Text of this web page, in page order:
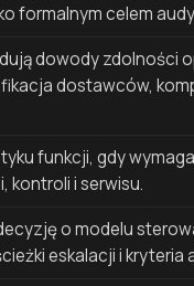
formalnym celem
dowody zdolności
dostawców,
funkcji, gdy
kontroli i serwisu.
o modelu
eskalacji i kryteria